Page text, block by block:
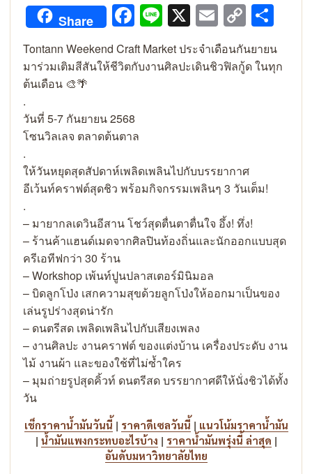
Share Facebook
Line
X Email
Copy
Tontann Weekend Craft Market ประจำเดือนกันยายน
มาร่วมเติมสีสันให้ชีวิตกับงานศิลปะเดินชิวฟิลกู้ด ในทุก
ต้นเดือน 🎨🌴
.
วันที่ 5-7 กันยายน 2568
โซนวิลเลจ ตลาดต้นตาล
.
ให้วันหยุดสุดสัปดาห์เพลิดเพลินไปกับบรรยากาศ
อีเว้นท์คราฟต์สุดชิว พร้อมกิจกรรมเพลินๆ 3 วันเต็ม!
.
– มายากลเดวินอีสาน โชว์สุดตื่นตาตื่นใจ อึ้ง! ทึ่ง!
– ร้านค้าแฮนด์เมดจากศิลปินท้องถิ่นและนักออกแบบสุด
ครีเอทีฟกว่า 30 ร้าน
– Workshop เพ้นท์ปูนปลาสเตอร์มินิมอล
– บิดลูกโป่ง เสกความสุขด้วยลูกโป่งให้ออกมาเป็นของ
เล่นรูปร่างสุดน่ารัก
– ดนตรีสด เพลิดเพลินไปกับเสียงเพลง
– งานศิลปะ งานคราฟต์ ของแต่งบ้าน เครื่องประดับ งาน
ไม้ งานผ้า และของใช้ที่ไม่ซ้ำใคร
– มุมถ่ายรูปสุดคิ้วท์ ดนตรีสด บรรยากาศดีให้นั่งชิวได้ทั้ง
วัน
เช็กราคาน้ำมันวันนี้ | ราคาดีเซลวันนี้ | แนวโน้มราคาน้ำมัน
| น้ำมันแพงกระทบอะไรบ้าง | ราคาน้ำมันพรุ่งนี้ ล่าสุด |
อันดับมหาวิทยาลัยไทย